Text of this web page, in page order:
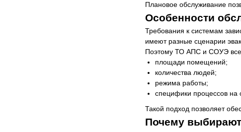
Плановое обслуживание
Особенности
Требования к системам
имеют разные сценарии
Поэтому ТО АПС и СОУЭ
площади помещений;
количества людей;
режима работы;
специфики процессов на
Такой подход позволяет
Почему